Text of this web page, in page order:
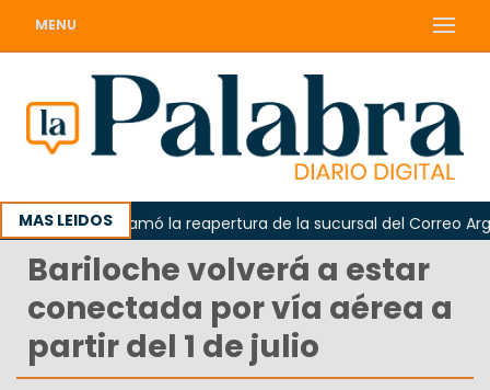
MENU
MAS LEIDOS
Odarda reclamó la reapertura de la sucursal del Correo
Bariloche volverá a estar
conectada por vía aérea a
partir del 1 de julio